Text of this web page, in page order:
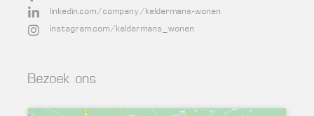
linkedin.com/company/keldermans-wonen
instagram.com/keldermans_wonen
Bezoek ons